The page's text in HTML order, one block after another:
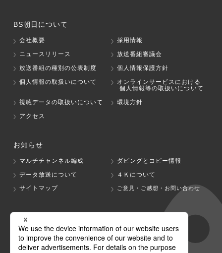
BS朝日について
会社概要
採用情報
ニュースリリース
放送番組審議会
放送番組の種別の公表制度
個人情報保護方針
個人情報の取扱いについて
オンラインサービスにおける
個人情報等の取扱いについて
視聴データの取扱いについて
環境方針
アクセス
お知らせ
マルチチャンネル編成
ダビングとコピー情報
データ放送について
４Ｋについて
サイトマップ
ご意見・ご感想・お問い合わせ
グループ会社
テレビ朝日 テレ朝チャンネル